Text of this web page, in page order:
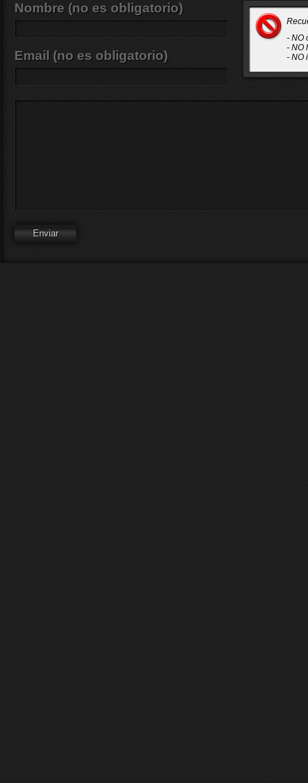
- NO
- NO
- NO
Nombre (no es obligatorio)
Email (no es obligatorio)